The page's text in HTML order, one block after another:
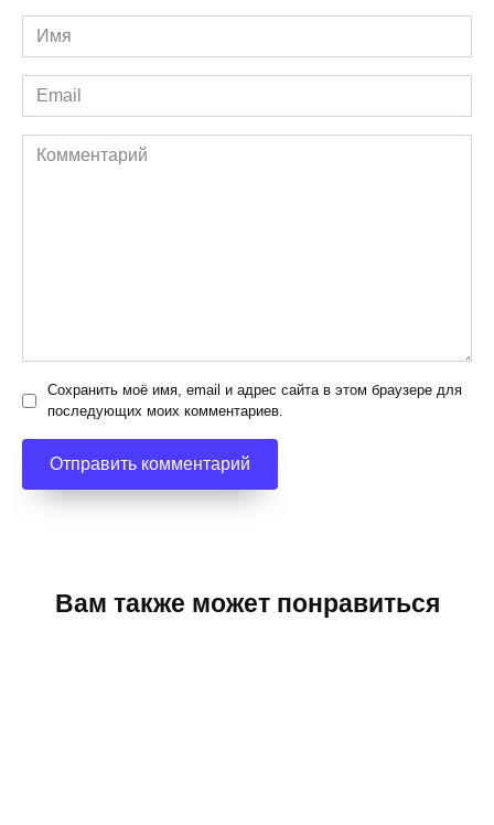
Имя
*
Email
*
Комментарий
Сохранить моё имя, email и адрес сайта в этом браузере для
последующих моих комментариев.
Вам также может понравиться